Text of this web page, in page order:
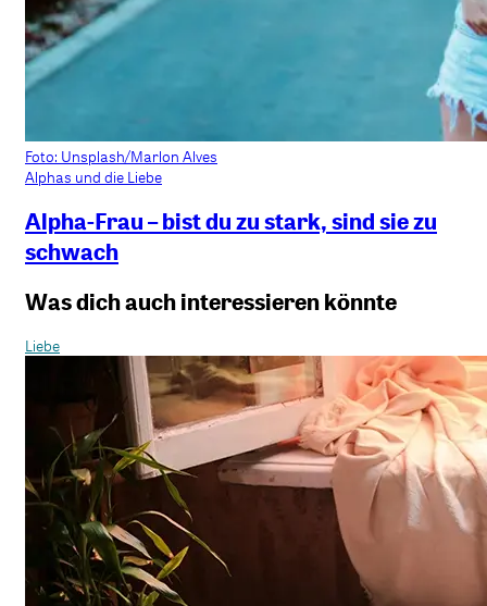
Foto: Unsplash/Marlon Alves
Alphas und die Liebe
Alpha-Frau – bist du zu stark, sind sie zu
schwach
Was dich auch interessieren könnte
Liebe